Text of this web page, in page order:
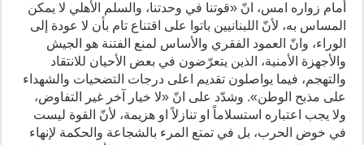
أمام زواره امس، انّ «قوتنا في وحدتنا، والسلم الأهلي لا يمكن
المساس به، لأنّ اللبنانيين باتوا على اقتناع تام بأن لا عودة إلى
الوراء، وانّ العمود الفقري والأساس لمنع الفتنة هو الجيش
والأجهزة الأمنية، الذين يتعرّضون في بعض الأحيان للانتقاد
والتهجم، فيما يواصلون تقديم اعلى درجات التضحيات والشهداء
على مذبح الوطن». وشدّد على انّ «لا خيار آخر غير التفاوض،
ولا يجب اعتباره استسلاماً او تنازلاً او هزيمة، لأنّ القوة ليست
في خوض الحرب، بل في تمتع المرء بالشجاعة والحكمة لإنهاء